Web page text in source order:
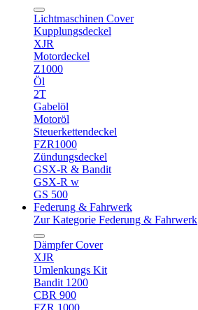
Lichtmaschinen Cover
Kupplungsdeckel
XJR
Motordeckel
Z1000
Öl
2T
Gabelöl
Motoröl
Steuerkettendeckel
FZR1000
Zündungsdeckel
GSX-R & Bandit
GSX-R w
GS 500
Federung & Fahrwerk
Zur Kategorie Federung & Fahrwerk
Dämpfer Cover
XJR
Umlenkungs Kit
Bandit 1200
CBR 900
FZR 1000